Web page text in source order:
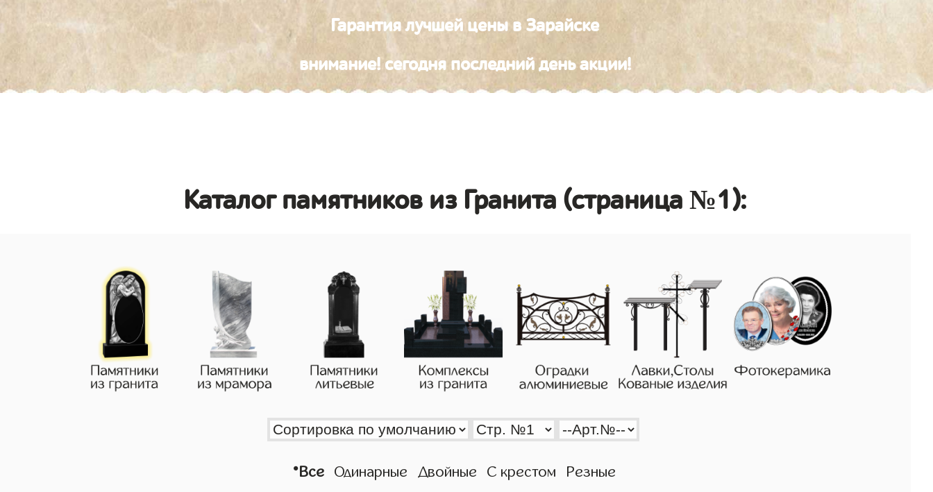
Гарантия лучшей цены в Зарайске
внимание! сегодня последний день акции!
Каталог памятников из Гранита (страница №1):
•Все Одинарные Двойные С крестом Резные